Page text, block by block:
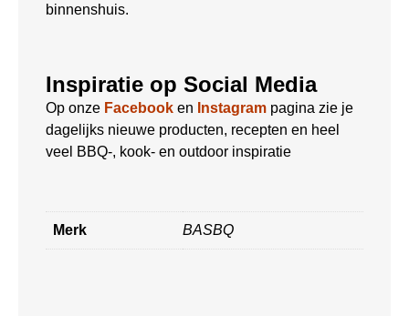
binnenshuis.
Inspiratie op Social Media
Op onze Facebook en Instagram pagina zie je
dagelijks nieuwe producten, recepten en heel
veel BBQ-, kook- en outdoor inspiratie
Merk BASBQ